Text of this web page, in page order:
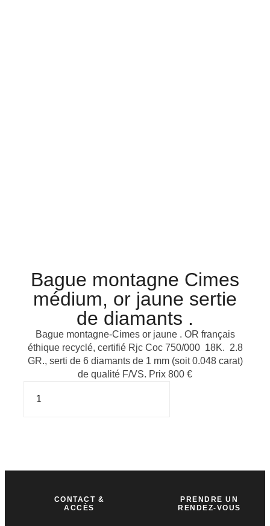
Bague montagne Cimes
médium, or jaune sertie
de diamants .
Bague montagne-Cimes or jaune . OR français
éthique recyclé, certifié Rjc Coc 750/000 18K. 2.8
GR., serti de 6 diamants de 1 mm (soit 0.048 carat)
de qualité F/VS. Prix 800 €
CONTACT &
ACCÈS
PRENDRE UN
RENDEZ-VOUS